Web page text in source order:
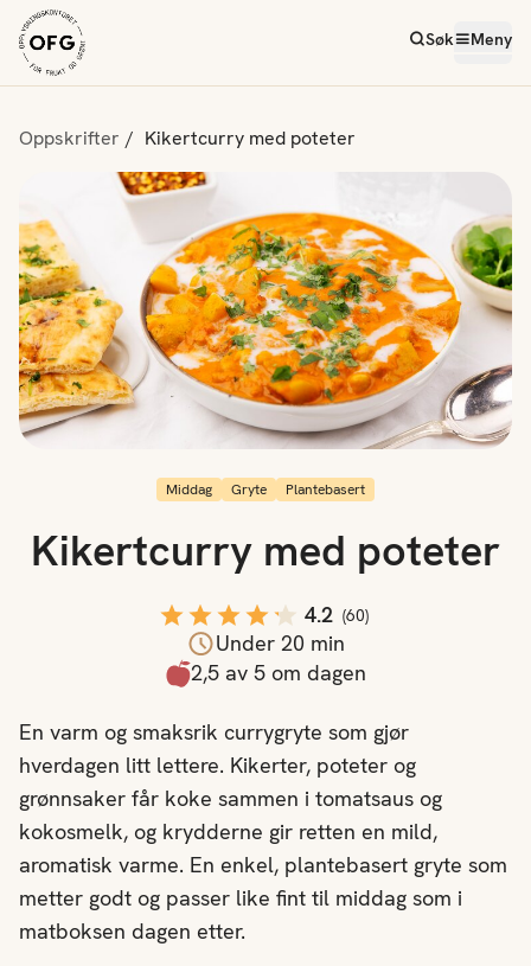
Søk Meny
Oppskrifter Kikertcurry med poteter
Middag Gryte Plantebasert
Kikertcurry med poteter
4.2 (60)
Under 20 min
2,5 av 5 om dagen
En varm og smaksrik currygryte som gjør
hverdagen litt lettere. Kikerter, poteter og
grønnsaker får koke sammen i tomatsaus og
kokosmelk, og krydderne gir retten en mild,
aromatisk varme. En enkel, plantebasert gryte som
metter godt og passer like fint til middag som i
matboksen dagen etter.